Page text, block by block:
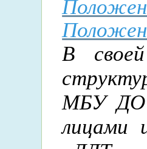
В
МБУ ДО
лицами